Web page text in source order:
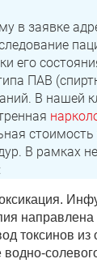
в заявке
его
ПАВ
В нашей
стоимость
В рамках
направлена
токсинов из
водно-
Миасс